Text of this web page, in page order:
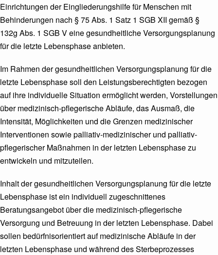
Einrichtungen der Eingliederungshilfe für Menschen mit
Behinderungen nach § 75 Abs. 1 Satz 1 SGB XII gemäß §
132g Abs. 1 SGB V eine gesundheitliche Versorgungsplanung
für die letzte Lebensphase anbieten.
Im Rahmen der gesundheitlichen Versorgungsplanung für die
letzte Lebensphase soll den Leistungsberechtigten bezogen
auf ihre individuelle Situation ermöglicht werden, Vorstellungen
über medizinisch-pflegerische Abläufe, das Ausmaß, die
Intensität, Möglichkeiten und die Grenzen medizinischer
Interventionen sowie palliativ-medizinischer und palliativ-
pflegerischer Maßnahmen in der letzten Lebensphase zu
entwickeln und mitzuteilen.
Inhalt der gesundheitlichen Versorgungsplanung für die letzte
Lebensphase ist ein individuell zugeschnittenes
Beratungsangebot über die medizinisch-pflegerische
Versorgung und Betreuung in der letzten Lebensphase. Dabei
sollen bedürfnisorientiert auf medizinische Abläufe in der
letzten Lebensphase und während des Sterbeprozesses